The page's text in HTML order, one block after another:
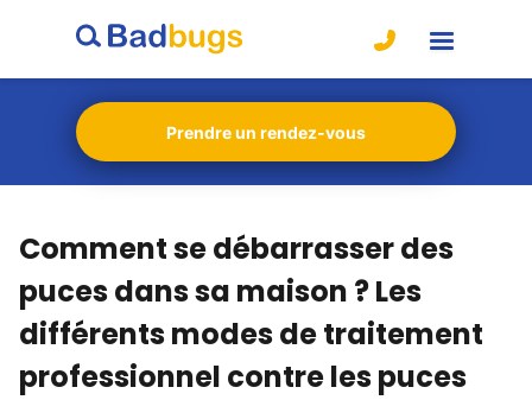
Prendre un rendez-vous
Comment se débarrasser des
puces dans sa maison ? Les
différents modes de traitement
professionnel contre les puces